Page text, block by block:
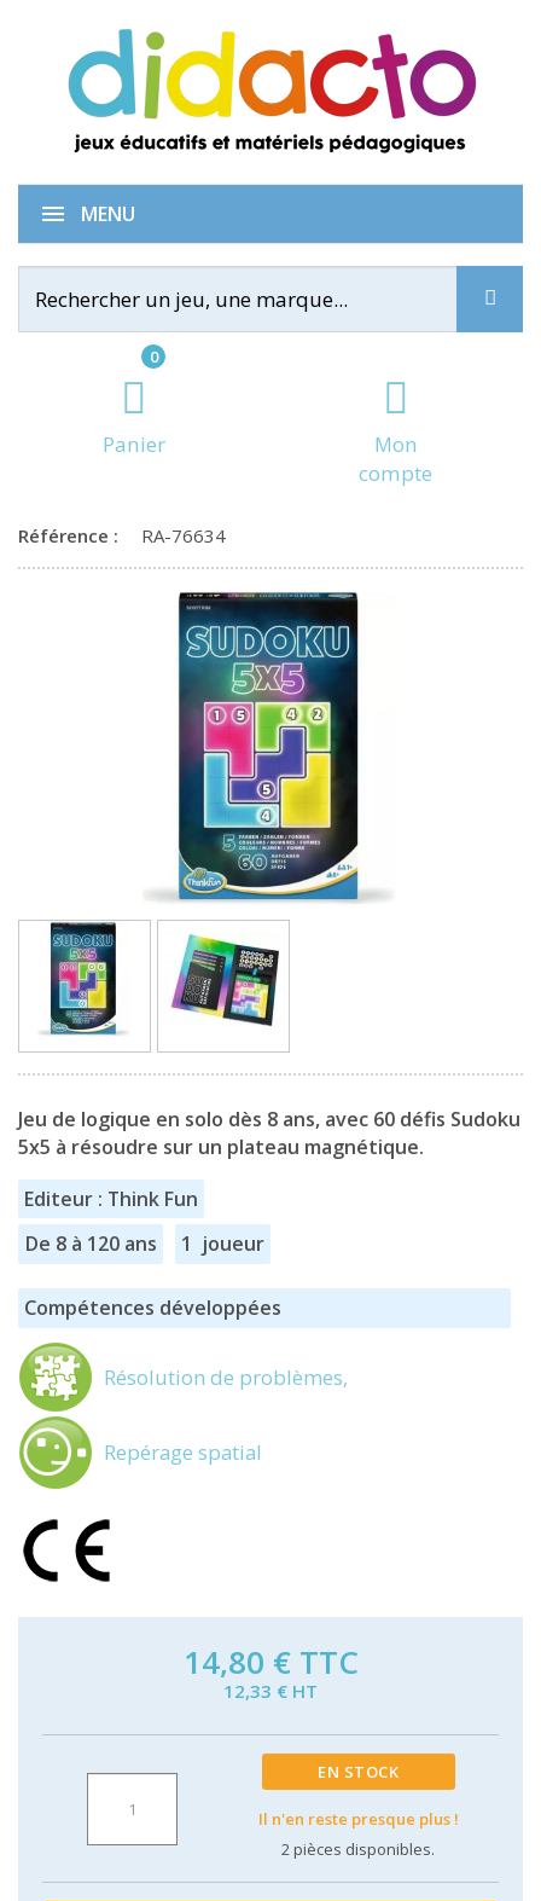
0
Panier
Mon
compte
MENU
Sudoku 5x5
Référence : RA-76634
Jeu de logique en solo dès 8 ans, avec 60 défis Sudoku
5x5 à résoudre sur un plateau magnétique.
Editeur : Think Fun
De 8 à 120 ans
1 joueur
Compétences développées
Résolution de problèmes,
Repérage spatial
14,80 € TTC
12,33 € HT
EN STOCK
Il n'en reste presque plus !
2pièces disponibles.